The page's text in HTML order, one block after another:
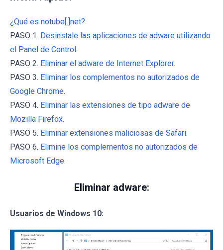
¿Qué es notube[.]net?
PASO 1. Desinstale las aplicaciones de adware utilizando
el Panel de Control.
PASO 2. Eliminar el adware de Internet Explorer.
PASO 3. Eliminar los complementos no autorizados de
Google Chrome.
PASO 4. Eliminar las extensiones de tipo adware de
Mozilla Firefox.
PASO 5. Eliminar extensiones maliciosas de Safari.
PASO 6. Elimine los complementos no autorizados de
Microsoft Edge.
Eliminar adware:
Usuarios de Windows 10: